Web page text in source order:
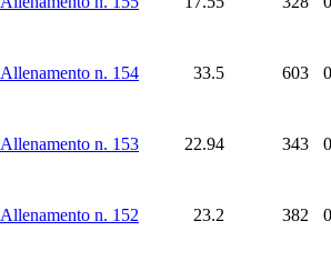
Allenamento n. 154 33.5 603
Allenamento n. 153 22.94 343
Allenamento n. 152 23.2 382